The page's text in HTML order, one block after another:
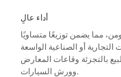
أداء عالٍ
إضاءة فائقة السطوع مع أكثر من 50000 لومن، مما يضمن توزيعًا متساويًا
بالتجزئة وقاعات المعارض
وورش السيارات.